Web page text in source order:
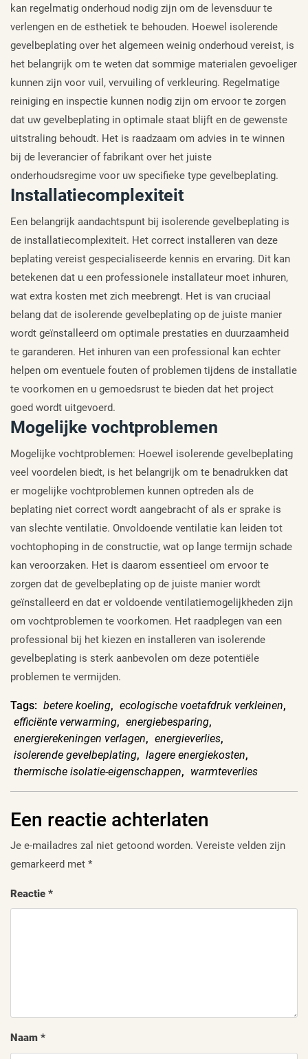
kan regelmatig onderhoud nodig zijn om de levensduur te
verlengen en de esthetiek te behouden. Hoewel isolerende
gevelbeplating over het algemeen weinig onderhoud vereist, is
het belangrijk om te weten dat sommige materialen gevoeliger
kunnen zijn voor vuil, vervuiling of verkleuring. Regelmatige
reiniging en inspectie kunnen nodig zijn om ervoor te zorgen
dat uw gevelbeplating in optimale staat blijft en de gewenste
uitstraling behoudt. Het is raadzaam om advies in te winnen
bij de leverancier of fabrikant over het juiste
onderhoudsregime voor uw specifieke type gevelbeplating.
Installatiecomplexiteit
Een belangrijk aandachtspunt bij isolerende gevelbeplating is
de installatiecomplexiteit. Het correct installeren van deze
beplating vereist gespecialiseerde kennis en ervaring. Dit kan
betekenen dat u een professionele installateur moet inhuren,
wat extra kosten met zich meebrengt. Het is van cruciaal
belang dat de isolerende gevelbeplating op de juiste manier
wordt geïnstalleerd om optimale prestaties en duurzaamheid
te garanderen. Het inhuren van een professional kan echter
helpen om eventuele fouten of problemen tijdens de installatie
te voorkomen en u gemoedsrust te bieden dat het project
goed wordt uitgevoerd.
Mogelijke vochtproblemen
Mogelijke vochtproblemen: Hoewel isolerende gevelbeplating
veel voordelen biedt, is het belangrijk om te benadrukken dat
er mogelijke vochtproblemen kunnen optreden als de
beplating niet correct wordt aangebracht of als er sprake is
van slechte ventilatie. Onvoldoende ventilatie kan leiden tot
vochtophoping in de constructie, wat op lange termijn schade
kan veroorzaken. Het is daarom essentieel om ervoor te
zorgen dat de gevelbeplating op de juiste manier wordt
geïnstalleerd en dat er voldoende ventilatiemogelijkheden zijn
om vochtproblemen te voorkomen. Het raadplegen van een
professional bij het kiezen en installeren van isolerende
gevelbeplating is sterk aanbevolen om deze potentiële
problemen te vermijden.
Tags: betere koeling, ecologische voetafdruk verkleinen,
efficiënte verwarming, energiebesparing,
energierekeningen verlagen, energieverlies,
isolerende gevelbeplating, lagere energiekosten,
thermische isolatie-eigenschappen, warmteverlies
Een reactie achterlaten
Je e-mailadres zal niet getoond worden. Vereiste velden zijn
gemarkeerd met *
Reactie *
Naam *